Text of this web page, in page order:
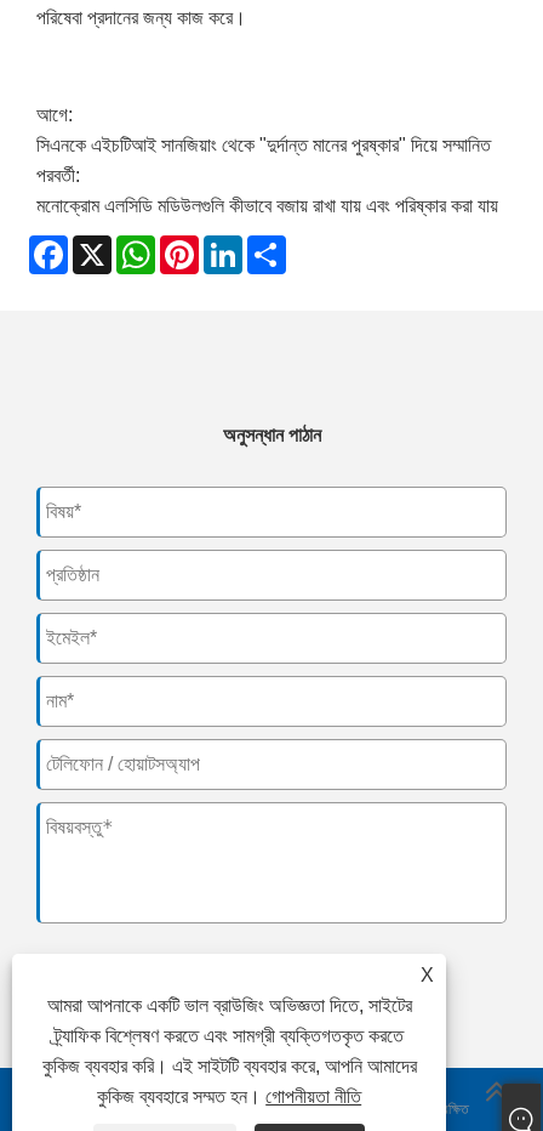
পরিষেবা প্রদানের জন্য কাজ করে।
আগে:
সিএনকে এইচটিআই সানজিয়াং থেকে "দুর্দান্ত মানের পুরষ্কার" দিয়ে সম্মানিত
পরবর্তী:
মনোক্রোম এলসিডি মডিউলগুলি কীভাবে বজায় রাখা যায় এবং পরিষ্কার করা যায়
Facebook
X WhatsApp
PinterestLinkedIn
অনুসন্ধান পাঠান
জমা
কপিরাইট © 2024 Fujian CNK Electronics Co., Ltd. সর্বস্বত্ব সংরক্ষিত
X
আমরা আপনাকে একটি ভাল ব্রাউজিং অভিজ্ঞতা দিতে, সাইটের
ট্র্যাফিক বিশ্লেষণ করতে এবং সামগ্রী ব্যক্তিগতকৃত করতে
কুকিজ ব্যবহার করি। এই সাইটটি ব্যবহার করে, আপনি আমাদের
কুকিজ ব্যবহারে সম্মত হন।গোপনীয়তা নীতি